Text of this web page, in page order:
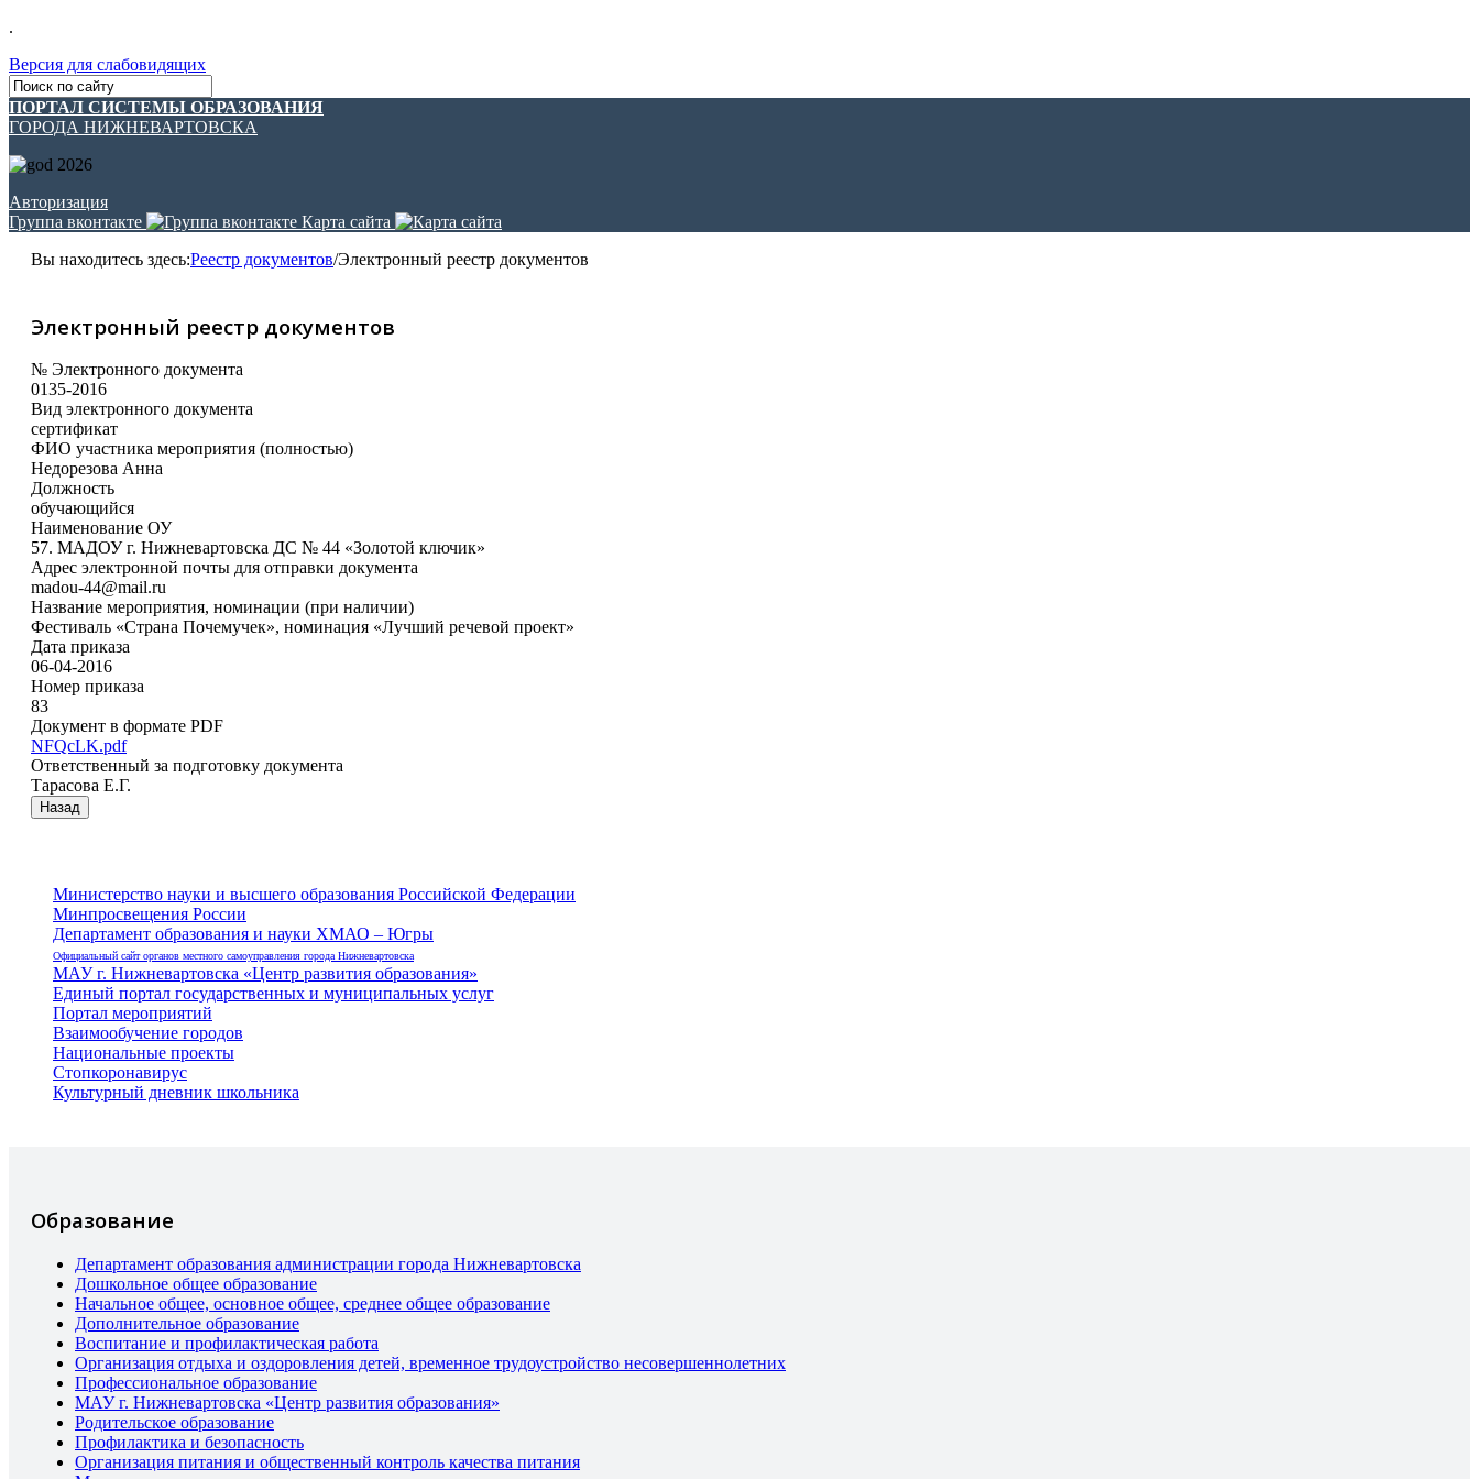
.
Версия для слабовидящих
ПОРТАЛ СИСТЕМЫ ОБРАЗОВАНИЯ
ГОРОДА НИЖНЕВАРТОВСКА
Авторизация
Группа вконтакте
Карта сайта
Вы находитесь здесь:Реестр документов/Электронный реестр документов
Электронный реестр документов
№ Электронного документа
0135-2016
Вид электронного документа
сертификат
ФИО участника мероприятия (полностью)
Недорезова Анна
Должность
обучающийся
Наименование ОУ
57. МАДОУ г. Нижневартовска ДС № 44 «Золотой ключик»
Адрес электронной почты для отправки документа
madou-44@mail.ru
Название мероприятия, номинации (при наличии)
Фестиваль «Страна Почемучек», номинация «Лучший речевой проект»
Дата приказа
06-04-2016
Номер приказа
83
Документ в формате PDF
NFQcLK.pdf
Ответственный за подготовку документа
Тарасова Е.Г.
Назад
Министерство науки и высшего образования Российской Федерации
Минпросвещения России
Департамент образования и науки ХМАО – Югры
Официальный сайт органов местного самоуправления города Нижневартовска
МАУ г. Нижневартовска «Центр развития образования»
Единый портал государственных и муниципальных услуг
Портал мероприятий
Взаимообучение городов
Национальные проекты
Стопкоронавирус
Культурный дневник школьника
Образование
Департамент образования администрации города Нижневартовска
Дошкольное общее образование
Начальное общее, основное общее, среднее общее образование
Дополнительное образование
Воспитание и профилактическая работа
Организация отдыха и оздоровления детей, временное трудоустройство несовершеннолетних
Профессиональное образование
МАУ г. Нижневартовска «Центр развития образования»
Родительское образование
Профилактика и безопасность
Организация питания и общественный контроль качества питания